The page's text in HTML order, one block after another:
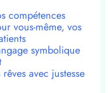
compétences
vous-même, vos
symbolique
avec justesse